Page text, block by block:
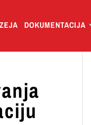
DOKUMENTACIJA